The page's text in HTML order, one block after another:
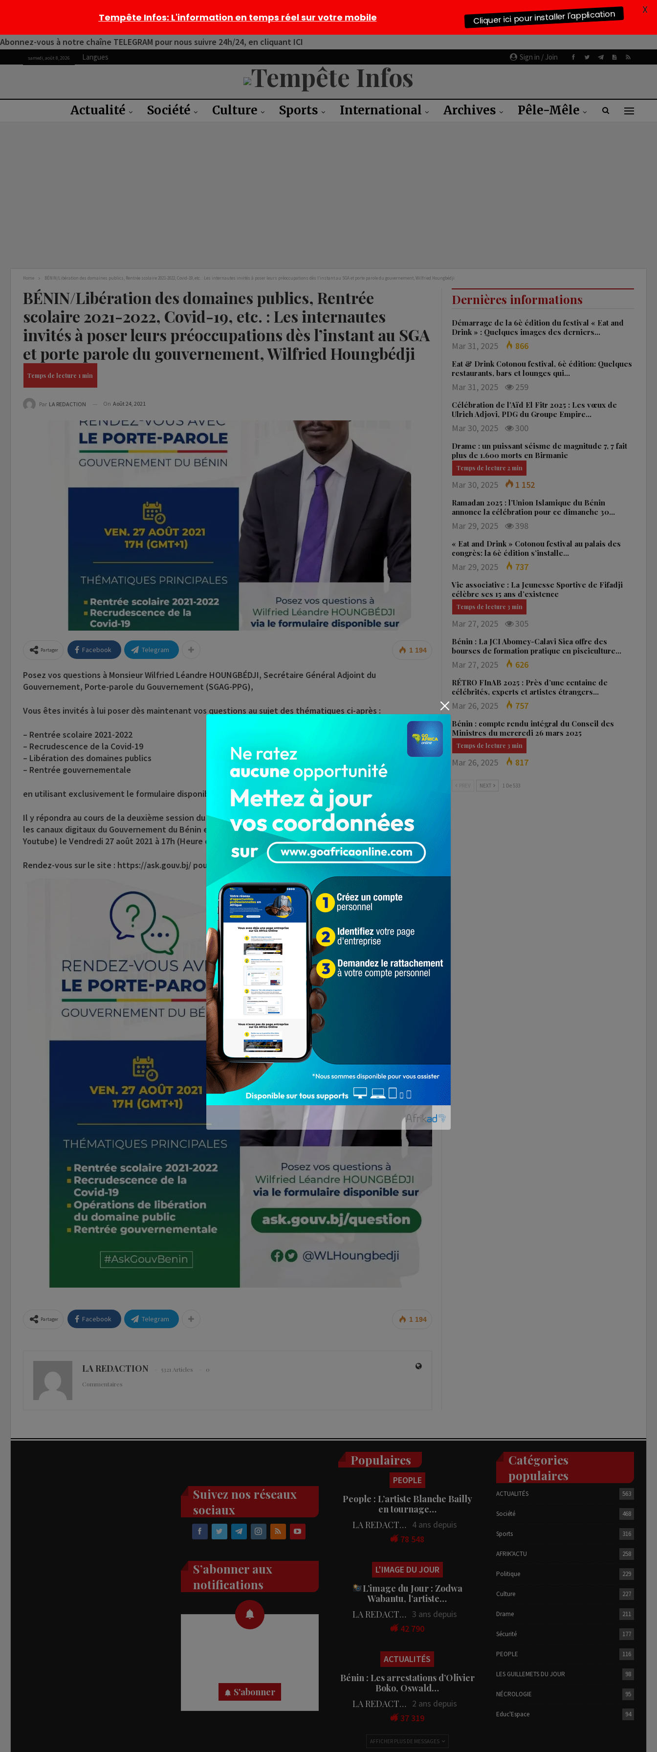
Abonnez-vous à notre chaîne TELEGRAM pour nous suivre 24h/24, en cliquant ICI
Sign in / Join
samedi, août 8, 2026 Langues
Actualité Société Culture Sports International Archives Pêle-Mêle
Home BÉNIN/Libération des domaines publics, Rentrée scolaire 2021-2022, Covid-19, etc. : Les internautes invités à poser leurs préoccupations dès l’instant au SGA et porte parole du gouvernement, Wilfried Houngbédji
BÉNIN/Libération des domaines publics, Rentrée
scolaire 2021-2022, Covid-19, etc. : Les internautes
invités à poser leurs préoccupations dès l’instant au SGA
et porte parole du gouvernement, Wilfried Houngbédji
Par LA REDACTION On Août 24, 2021
1 194
Partager Facebook Telegram
Posez vos questions à Monsieur Wilfried Léandre HOUNGBÉDJI, Secrétaire Général Adjoint du
Gouvernement, Porte-parole du Gouvernement (SGAG-PPG),
Vous êtes invités à lui poser dès maintenant vos questions au sujet des thématiques ci-après :
– Rentrée scolaire 2021-2022
– Recrudescence de la Covid-19
– Libération des domaines publics
– Rentrée gouvernementale
en utilisant exclusivement le formulaire disponible sur => https://ask.gouv.bj/question/
Il y répondra au cours de la deuxième session du « RENDEZ-VOUS AVEC LE PORTE-PAROLE » qui aura lieu sur
les canaux digitaux du Gouvernement du Bénin et ceux du Porte-parole du Gouvernement (Facebook et
Youtube) le Vendredi 27 août 2021 à 17h (Heure de Cotonou) GMT+1.
Rendez-vous sur le site : https://ask.gouv.bj/ pour en savoir plus.
1 194
Partager Facebook Telegram
LA REDACTION 5321 Articles
0
Commentaires
Dernières informations
Démarrage de la 6è édition du festival « Eat and
Drink » : Quelques images des derniers…
Mar 31, 2025 866
Eat & Drink Cotonou festival, 6è édition: Quelques
restaurants, bars et lounges qui…
Mar 31, 2025 259
Célébration de l’Aïd El Fitr 2025 : Les vœux de
Ulrich Adjovi, PDG du Groupe Empire…
Mar 30, 2025 300
Drame : un puissant séisme de magnitude 7, 7 fait
plus de 1.600 morts en Birmanie
Mar 30, 2025 1 152
Ramadan 2025 : l’Union Islamique du Bénin
annonce la célébration pour ce dimanche 30…
Mar 29, 2025 398
« Eat and Drink » Cotonou festival au palais des
congrès: la 6è édition s’installe…
Mar 29, 2025 737
Vie associative : La Jeunesse Sportive de Fifadji
célèbre ses 15 ans d’existence
Mar 27, 2025 305
Bénin : La JCI Abomey-Calavi Sica offre des
bourses de formation pratique en pisciculture…
Mar 27, 2025 626
RÉTRO FInAB 2025 : Près d’une centaine de
célébrités, experts et artistes étrangers…
Mar 26, 2025 757
Bénin : compte rendu intégral du Conseil des
Ministres du mercredi 26 mars 2025
Mar 26, 2025 817
NEXT 1 De 533
Suivez nos réseaux
sociaux
S’abonner aux
notifications
S'abonner
Populaires
PEOPLE
People : L’artiste Blanche Bailly
en tournage…
LA REDACTION
4 ans depuis
78 548
L'IMAGE DU JOUR
L’image du Jour : Zodwa
Wabantu, l’artiste…
LA REDACTION 3 ans depuis
42 790
ACTUALITÉS
Bénin : Les arrestations d’Olivier
Boko, Oswald…
LA REDACTION
2 ans depuis
37 319
AFFICHER PLUS DE MESSAGES
Catégories
populaires
ACTUALITÉS 563
Société 468
Sports 316
AFRIK'ACTU 258
Politique 229
Culture 227
Drame 211
Sécurité 177
PEOPLE 116
LES GUILLEMETS DU JOUR 98
NÉCROLOGIE 95
Educ'Espace 94
Tempête Infos: L'information en temps réel sur votre mobile Cliquer ici pour installer l'application
X